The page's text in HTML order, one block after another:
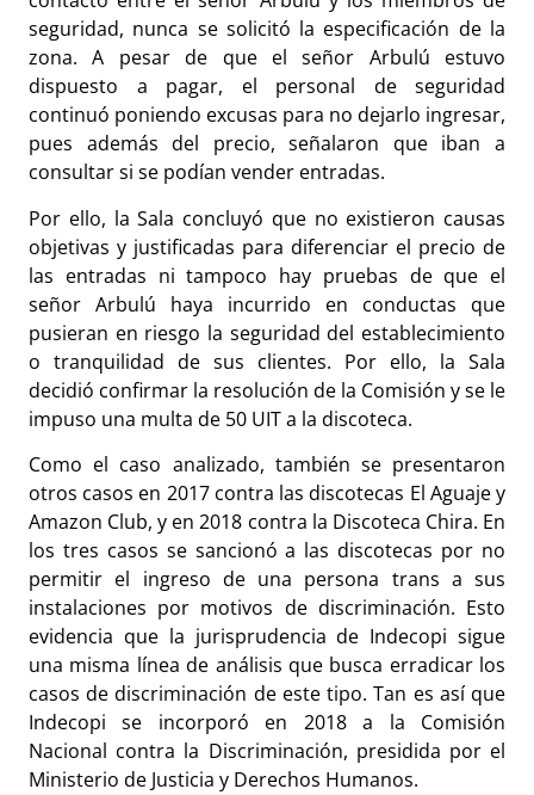
seguridad, nunca se solicitó la especificación de la
zona. A pesar de que el señor Arbulú estuvo
dispuesto a pagar, el personal de seguridad
continuó poniendo excusas para no dejarlo ingresar,
pues además del precio, señalaron que iban a
consultar si se podían vender entradas.
Por ello, la Sala concluyó que no existieron causas
objetivas y justificadas para diferenciar el precio de
las entradas ni tampoco hay pruebas de que el
señor Arbulú haya incurrido en conductas que
pusieran en riesgo la seguridad del establecimiento
o tranquilidad de sus clientes. Por ello, la Sala
decidió confirmar la resolución de la Comisión y se le
impuso una multa de 50 UIT a la discoteca.
Como el caso analizado, también se presentaron
otros casos en 2017 contra las discotecas El Aguaje y
Amazon Club, y en 2018 contra la Discoteca Chira. En
los tres casos se sancionó a las discotecas por no
permitir el ingreso de una persona trans a sus
instalaciones por motivos de discriminación. Esto
evidencia que la jurisprudencia de Indecopi sigue
una misma línea de análisis que busca erradicar los
casos de discriminación de este tipo. Tan es así que
Indecopi se incorporó en 2018 a la Comisión
Nacional contra la Discriminación, presidida por el
Ministerio de Justicia y Derechos Humanos.